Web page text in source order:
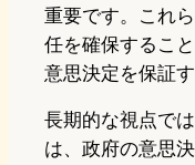
重要です。これ
任を確保するこ
意思決定を保証
長期的な視点で
は、政府の意思